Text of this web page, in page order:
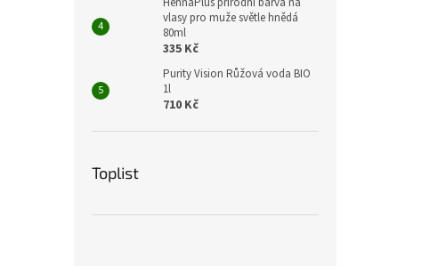
vlasy pro muže světle hnědá
80ml
335 Kč
Purity Vision Růžová voda BIO
1l
710 Kč
Toplist